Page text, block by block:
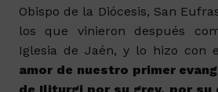
Obispo de la Diócesis, San
los que vinieron después
Iglesia de Jaén, y lo hizo con
amor de nuestro primer